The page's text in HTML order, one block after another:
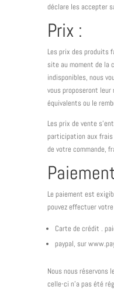
déclare les accepter
Prix :
Les prix des produits
site au moment de la
indisponibles, nous
vous proposeront
équivalents ou le
Les prix de vente
participation aux
de votre commande,
Le paiement est
pouvez effectuer
Carte de crédit .
paypal, sur
Nous nous réservons
celle-ci n’a pas été